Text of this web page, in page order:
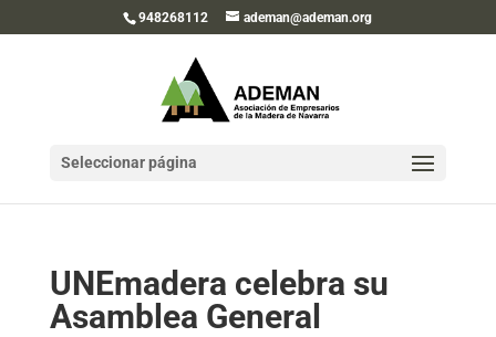
948268112 ademan@ademan.org
Seleccionar página
UNEmadera celebra su
Asamblea General